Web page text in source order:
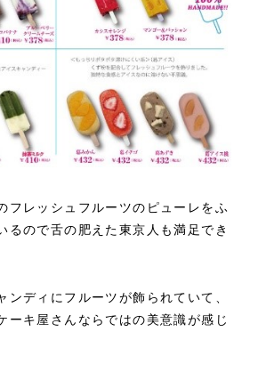
フレッシュフルーツのピューレをふ
るので舌の肥えた東京人も満足でき
ンディにフルーツが飾られていて、
ーキ屋さんならではの美意識が感じ